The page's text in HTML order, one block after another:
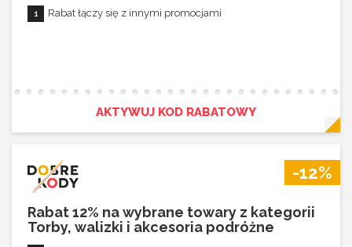
Rabat łączy się z innymi promocjami
AKTYWUJ KOD RABATOWY
-12%
Rabat 12% na wybrane towary z kategorii
Torby, walizki i akcesoria podróżne